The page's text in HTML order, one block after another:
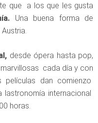
que a los que les gusta
Una buena forma de
desde ópera hasta pop,
cada día y con
películas dan comienzo
internacional
horas.